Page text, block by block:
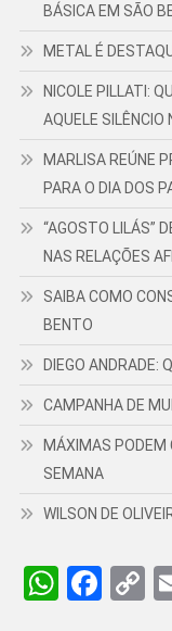
BÁSICA EM SÃO
METAL É
NICOLE PILLATI:
AQUELE SILÊNCIO
MARLISA REÚNE
PARA O DIA DOS
“AGOSTO LILÁS”
NAS RELAÇÕES
SAIBA COMO
BENTO
DIEGO ANDRADE:
CAMPANHA DE
MÁXIMAS PODEM
SEMANA
WILSON DE